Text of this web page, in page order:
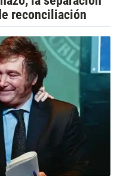
reconciliación